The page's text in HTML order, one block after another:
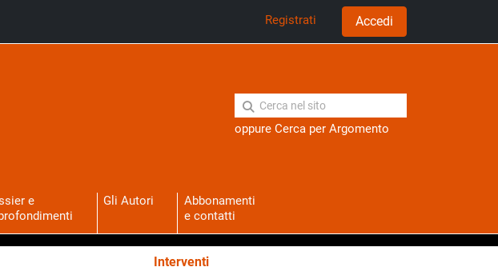
Registrati Accedi
oppure Cerca per Argomento
e
Gli Autori
Abbonamenti
e contatti
Interventi